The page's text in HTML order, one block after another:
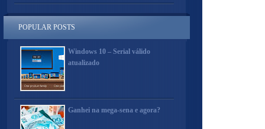
POPULAR POSTS
Windows 10 – Serial válido
atualizado
Ganhei na mega-sena e agora?